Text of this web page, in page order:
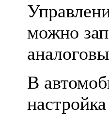
можно
В